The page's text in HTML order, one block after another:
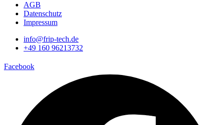
AGB
Datenschutz
Impressum
info@frip-tech.de
+49 160 96213732
Facebook